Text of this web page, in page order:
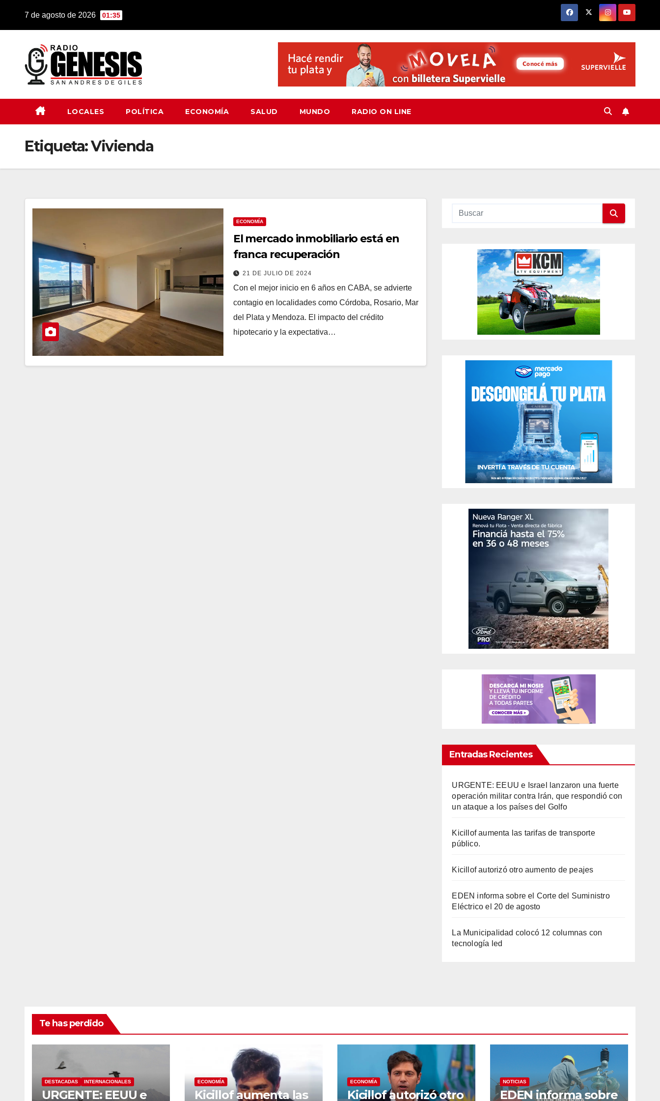
7 de agosto de 2026 01:35
LOCALES POLÍTICA ECONOMÍA SALUD MUNDO RADIO ON LINE
Etiqueta:Vivienda
ECONOMÍA
El mercado inmobiliario está en
franca recuperación
21 DE JULIO DE 2024
Con el mejor inicio en 6 años en CABA, se advierte
contagio en localidades como Córdoba, Rosario, Mar
del Plata y Mendoza. El impacto del crédito
hipotecario y la expectativa…
Entradas Recientes
URGENTE: EEUU e Israel lanzaron una fuerte
operación militar contra Irán, que respondió con
un ataque a los países del Golfo
Kicillof aumenta las tarifas de transporte
público.
Kicillof autorizó otro aumento de peajes
EDEN informa sobre el Corte del Suministro
Eléctrico el 20 de agosto
La Municipalidad colocó 12 columnas con
tecnología led
Te has perdido
DESTACADAS INTERNACIONALES
URGENTE: EEUU e
ECONOMÍA
Kicillof aumenta las
ECONOMÍA
Kicillof autorizó otro
NOTICIAS
EDEN informa sobre